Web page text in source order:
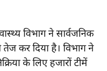
विभाग ने सार्वजनिक
कर दिया है। विभाग ने
के लिए हजारों टीमें